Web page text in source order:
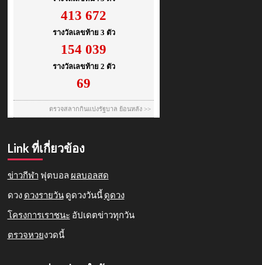
Link ที่เกี่ยวข้อง
ข่าวกีฬา ฟุตบอล ผลบอลสด
ดวง ดวงรายวันดูดวงวันนี้ ดูดวง
โครงการเราชนะ อัปเดตข่าวทุกวัน
ตรวจหวยงวดนี้